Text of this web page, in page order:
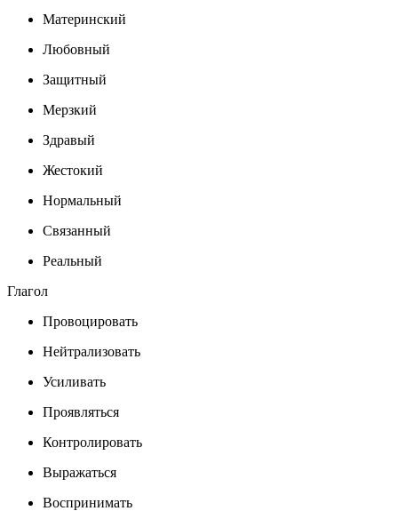
Материнский
Любовный
Защитный
Мерзкий
Здравый
Жестокий
Нормальный
Связанный
Реальный
Глагол
Провоцировать
Нейтрализовать
Усиливать
Проявляться
Контролировать
Выражаться
Воспринимать